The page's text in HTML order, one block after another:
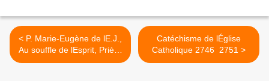
< P. Marie-Eugène de lE.J.,
Au souffle de lEsprit, Prière
et Action, Éd. du Carmel,
Catéchisme de lÉglise
Catholique 2746  2751 >